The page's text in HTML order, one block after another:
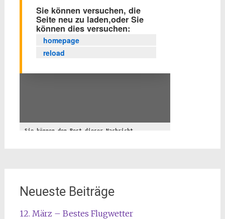
Neueste Beiträge
12. März – Bestes Flugwetter